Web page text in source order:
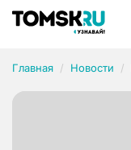
Главная Новости